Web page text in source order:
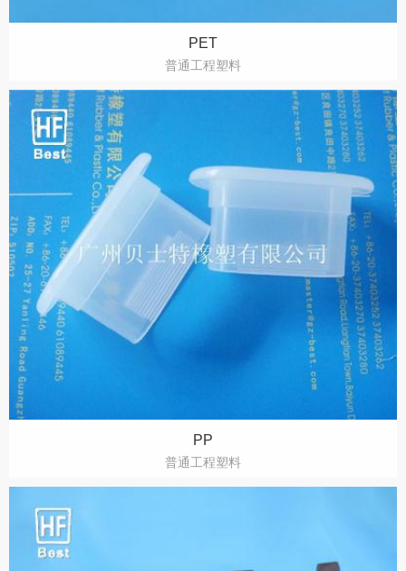
PET
普通工程塑料
PP
普通工程塑料